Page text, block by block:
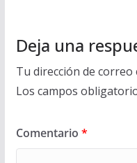
Deja una
Tu dirección de
Los campos
Comentario *